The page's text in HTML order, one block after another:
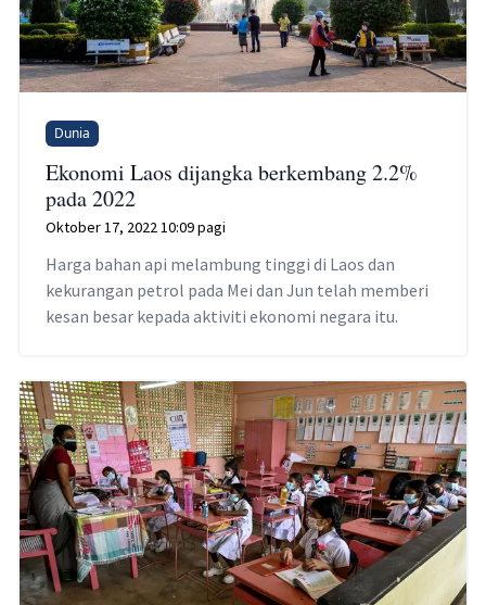
Dunia
Ekonomi Laos dijangka berkembang 2.2%
pada 2022
Oktober 17, 2022 10:09 pagi
Harga bahan api melambung tinggi di Laos dan
kekurangan petrol pada Mei dan Jun telah memberi
kesan besar kepada aktiviti ekonomi negara itu.